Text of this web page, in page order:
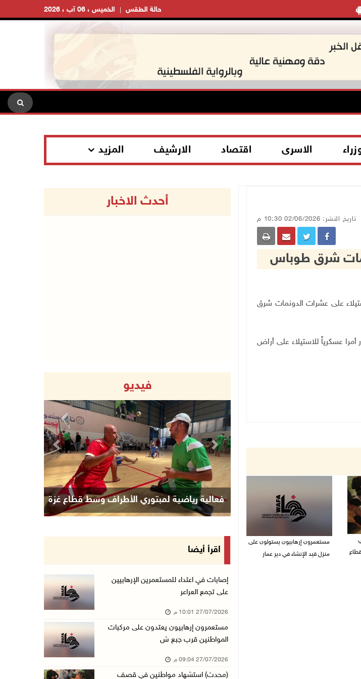
الخميس ، 06 آب ، 2026 حالة الطقس
الاسرى اقتصاد الارشيف المزيد
تاريخ النشر: 02/06/2026 10:30 م
شرق طوباس
بالاستيلاء على عشرات الدونمات شرق
عسكرياً للاستيلاء على أراض
مستعمرون إرهابيون يستولون على
منزل قيد الإنشاء في دير عمار
أحدث الاخبار
فيديو
فعالية رياضية لمبتوري الأطراف وسط قطاع غزة
Previous Next
اقرأ أيضا
إصابات في اعتداء للمستعمرين الإرهابيين
على تجمع العراعر
27/07/2026 10:01 م
مستعمرون إرهابيون يعتدون على مركبات
المواطنين قرب جبع ش
27/07/2026 09:04 م
(محدث) استشهاد مواطنين في قصف